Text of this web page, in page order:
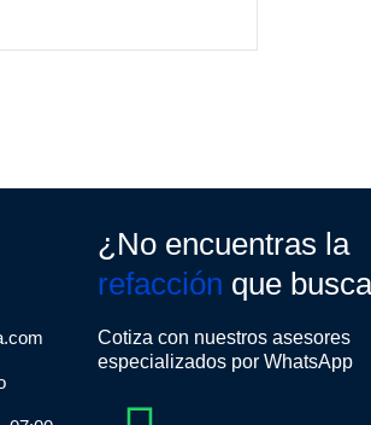
¿No encuentras la
refacción que
Cotiza con nuestros asesores
especializados por WhatsApp